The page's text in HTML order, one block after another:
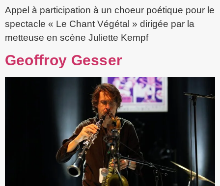
Appel à participation à un choeur poétique pour le
spectacle « Le Chant Végétal » dirigée par la
metteuse en scène Juliette Kempf
Geoffroy Gesser